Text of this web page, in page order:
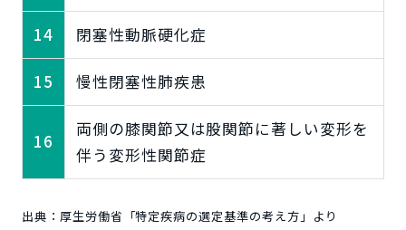
14 閉塞性動脈硬化症
15 慢性閉塞性肺疾患
16
両側の膝関節又は股関節に著しい変形を
伴う変形性関節症
出典：厚生労働省「特定疾病の選定基準の考え方」より